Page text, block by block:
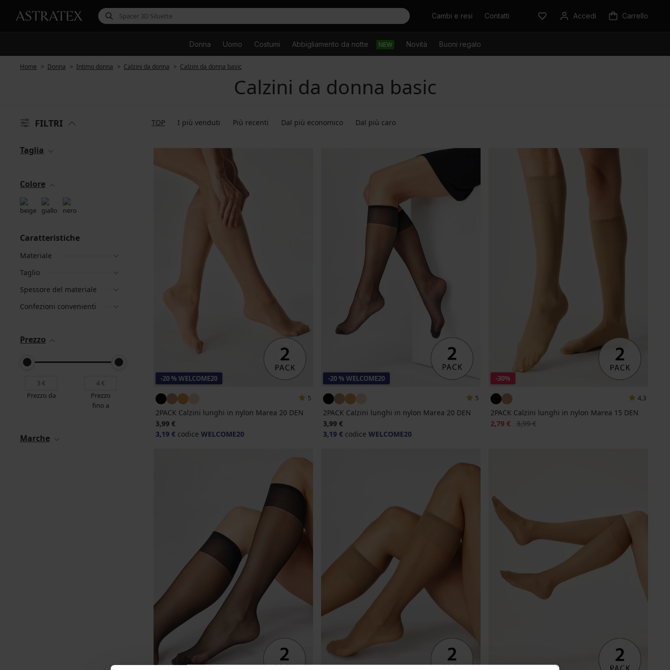
CercareCambi e resi Contatti Accedi Carrello
Donna Uomo Costumi Abbigliamento da notte NEW Novità Buoni regalo
Home Donna Intimo donna Calzini da donna Calzini da donna basic
Calzini da donna basic
FILTRI TOP I più venduti Più recenti Dal più economico Dal più caro
Taglia
Colore
Caratteristiche
Materiale
Taglio
Spessore del materiale
Confezioni convenienti
Prezzo
Prezzo da
Prezzo
fino a
Marche
-20 % WELCOME20
5
2PACK Calzini lunghi in nylon Marea 20 DEN
3,99 €
3,19 € codice WELCOME20
-20 % WELCOME20
5
2PACK Calzini lunghi in nylon Marea 20 DEN
3,99 €
3,19 €codice WELCOME20
-30%
4,3
2PACK Calzini lunghi in nylon Marea 15 DEN
Sconto
2,79 € Prezzo originale
3,99 €